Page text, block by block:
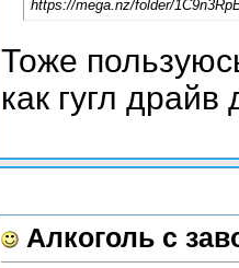
https://mega.nz/folder/
Тоже
как гугл
Алкоголь с